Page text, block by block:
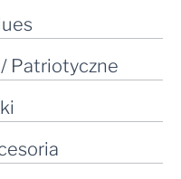
Patriotyczne